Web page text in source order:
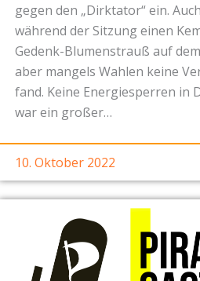
gegen den „Dirktator“ ein.
während der Sitzung einen
Gedenk-Blumenstrauß auf
aber mangels Wahlen keine
fand. Keine Energiesperren in
war ein großer…
10. Oktober 2022